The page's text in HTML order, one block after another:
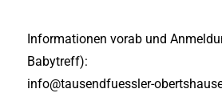
Informationen vorab und
Babytreff):
info@tausendfuessler-